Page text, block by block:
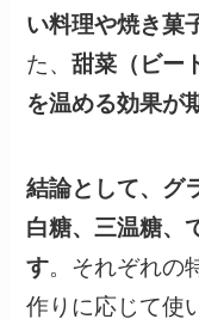
い料理や焼き菓
た、甜菜（ビー
を温める効果が
結論として、グ
白糖、三温糖、
す。それぞれの
作りに応じて使